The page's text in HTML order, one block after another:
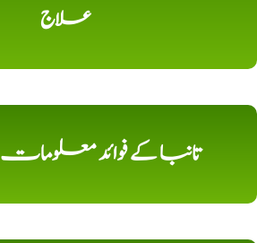
علاج
Copper تانبا کے فوائد معلومات